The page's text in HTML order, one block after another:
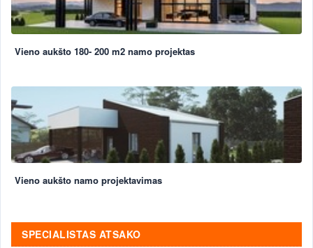
Vieno aukšto 180- 200 m2 namo projektas
Vieno aukšto namo projektavimas
SPECIALISTAS ATSAKO